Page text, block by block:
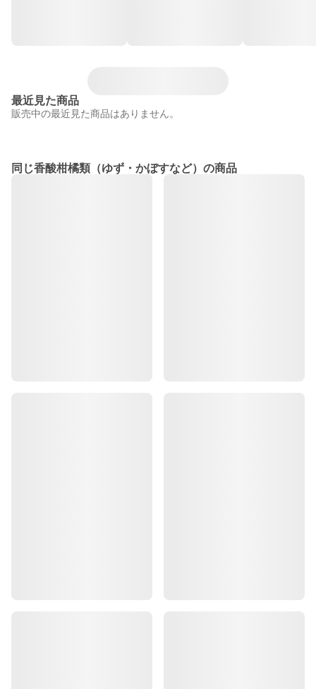
最近見た商品
販売中の最近見た商品はありません。
同じ香酸柑橘類（ゆず・かぼすなど）の商品